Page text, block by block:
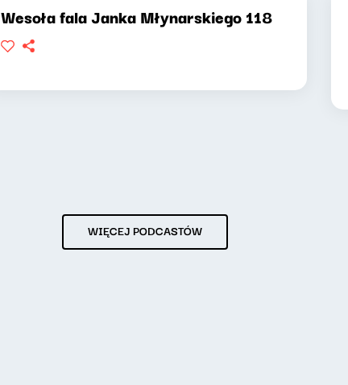
Wesoła fala Janka Młynarskiego 118
WIĘCEJ PODCASTÓW